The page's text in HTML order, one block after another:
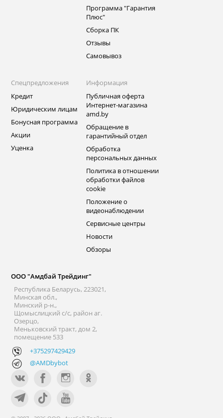
Программа "Гарантия
Плюс"
Сборка ПК
Отзывы
Самовывоз
Спецпредложения
Кредит
Юридическим лицам
Бонусная программа
Акции
Уценка
Информация
Публичная оферта
Интернет-магазина
amd.by
Обращение в
гарантийный отдел
Обработка
персональных данных
Политика в отношении
обработки файлов
cookie
Положение о
видеонаблюдении
Сервисные центры
Новости
Обзоры
ООО "Амдбай Трейдинг"
Республика Беларусь, 223021,
Минская обл.,
Минский р-н.,
Щомыслицкий с/с, район аг.
Озерцо,
Меньковский тракт, дом 2,
помещение 533
+375297429429
@AMDbybot